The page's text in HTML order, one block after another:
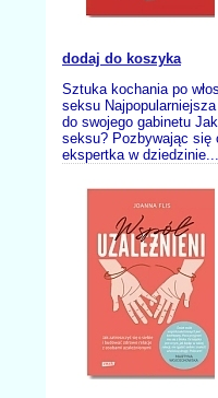
dodaj do koszyka
Sztuka kochania po
seksu
do swojego gabinetu
seksu? Pozbywając się
ekspertka w dziedzinie...